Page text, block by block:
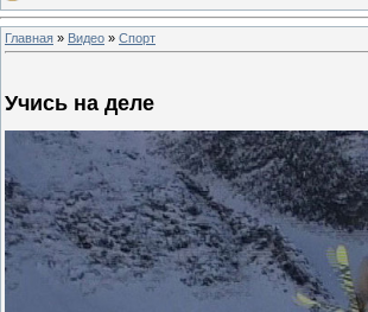
Главная » Видео » Спорт
Учись на деле